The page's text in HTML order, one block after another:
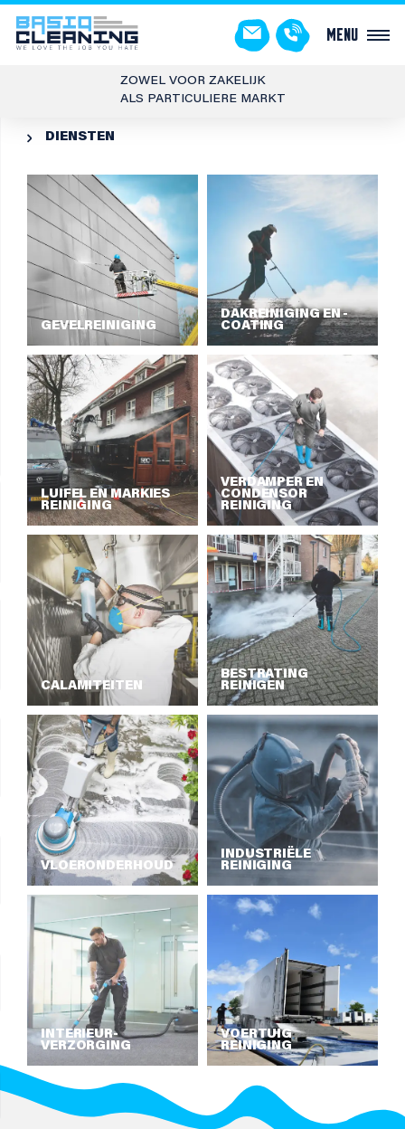
Menu
ZOWEL VOOR ZAKELIJK
ALS PARTICULIERE MARKT
 DIENSTEN
GEVELREINIGING
DAKREINIGING EN -
COATING
LUIFEL EN MARKIES
REINIGING
VERDAMPER EN
CONDENSOR
REINIGING
CALAMITEITEN
BESTRATING
REINIGEN
VLOERONDERHOUD
INDUSTRIËLE
REINIGING
INTERIEUR­
VERZORGING
VOERTUIG
REINIGING